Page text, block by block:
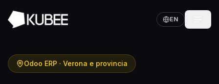
EN
Odoo ERP · Verona e provincia